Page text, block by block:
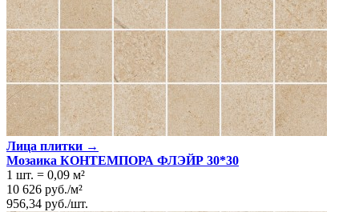
Лица плитки →
Мозаика КОНТЕМПОРА ФЛЭЙР 30*30
1 шт. = 0,09 м²
10 626 руб./м²
956,34 руб./шт.